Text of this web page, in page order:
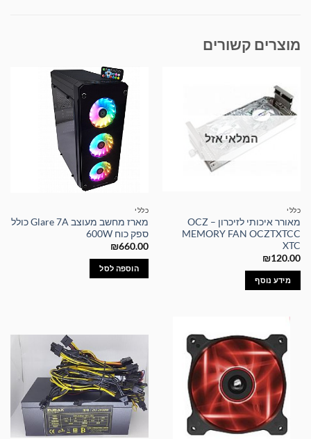
מוצרים קשורים
המלאי אזל
כללי
מאורר איכותי לזיכרון – OCZ
MEMORY FAN OCZTXTCC
XTC
₪120.00
מידע נוסף
כללי
מארז מחשב מעוצב Glare 7A כולל
ספק כוח 600W
₪660.00
הוספה לסל